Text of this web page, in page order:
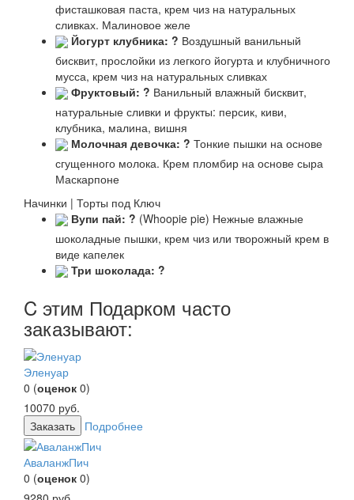
фисташковая паста, крем чиз на натуральных
сливках. Малиновое желе
Йогурт клубника: ? Воздушный ванильный
бисквит, прослойки из легкого йогурта и клубничного
мусса, крем чиз на натуральных сливках
Фруктовый: ? Ванильный влажный бисквит,
натуральные сливки и фрукты: персик, киви,
клубника, малина, вишня
Молочная девочка: ? Тонкие пышки на основе
сгущенного молока. Крем пломбир на основе сыра
Маскарпоне
Начинки | Торты под Ключ
Вупи пай: ? (Whoopie pie) Нежные влажные
шоколадные пышки, крем чиз или творожный крем в
виде капелек
Три шоколада: ?
C этим Подарком часто
заказывают:
Эленуар
0 (оценок 0)
10070 руб.
Заказать
Подробнее
АваланжПич
0 (оценок 0)